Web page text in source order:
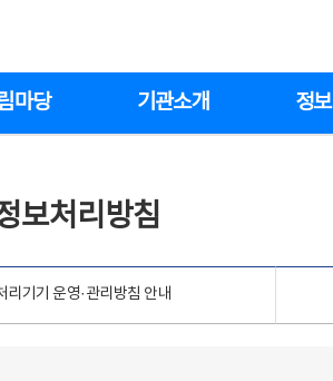
마당 기관소개 정
보처리방침
리기기 운영·관리방침 안내